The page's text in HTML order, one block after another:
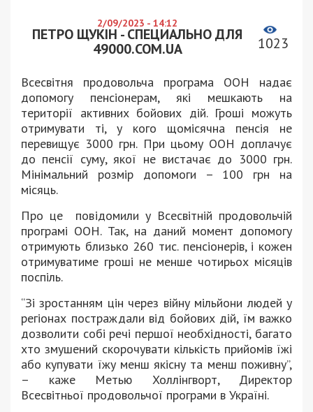
2/09/2023 - 14:12
ПЕТРО ЩУКІН - СПЕЦИАЛЬНО ДЛЯ
49000.COM.UA
1023
Всесвітня продовольча програма ООН надає
допомогу пенсіонерам, які мешкають на
території активних бойових дій. Гроші можуть
отримувати ті, у кого щомісячна пенсія не
перевищує 3000 грн. При цьому ООН доплачує
до пенсії суму, якої не вистачає до 3000 грн.
Мінімальний розмір допомоги – 100 грн на
місяць.
Про це повідомили у Всесвітній продовольчій
програмі ООН. Так, на даний момент допомогу
отримують близько 260 тис. пенсіонерів, і кожен
отримуватиме гроші не менше чотирьох місяців
поспіль.
“Зі зростанням цін через війну мільйони людей у
регіонах постраждали від бойових дій, їм важко
дозволити собі речі першої необхідності, багато
хто змушений скорочувати кількість прийомів їжі
або купувати їжу менш якісну та менш поживну”,
– каже Метью Холлінгворт, Директор
Всесвітньої продовольчої програми в Україні.